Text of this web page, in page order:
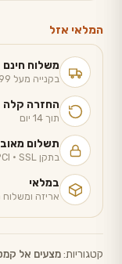
המלאי אזל
משלוח חינם
בקנייה מעל ₪399
החזרה קלה
תוך 14 יום
תשלום
בתקן PCI · SSL
במלאי
אריזה ומשלוח
קטגוריות:מצעים אל